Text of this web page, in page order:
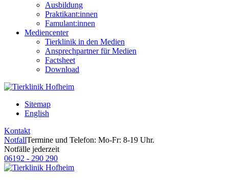
Ausbildung
Praktikant:innen
Famulant:innen
Mediencenter
Tierklinik in den Medien
Ansprechpartner für Medien
Factsheet
Download
Sitemap
English
Kontakt
NotfallTermine und Telefon: Mo-Fr: 8-19 Uhr.
Notfälle jederzeit
06192 - 290 290